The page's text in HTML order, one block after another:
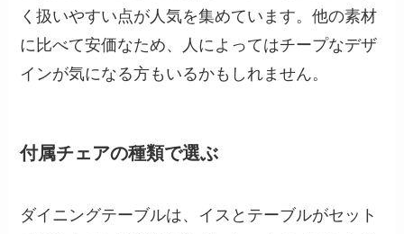
く扱いやすい点が人気を集めています。他の素材
に比べて安価なため、人によってはチープなデザ
インが気になる方もいるかもしれません。
付属チェアの種類で選ぶ
ダイニングテーブルは、イスとテーブルがセット